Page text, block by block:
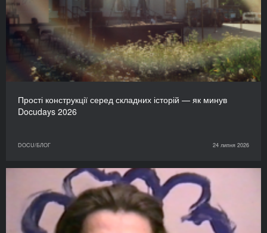
Прості конструкції серед складних історій — як минув
Docudays 2026
DOCU/БЛОГ 24 липня 2026